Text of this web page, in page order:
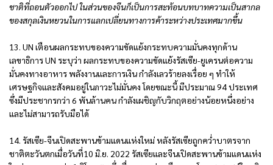
ชาติที่ถอนตัวออกไป ในส่วนของจีนก็เป็นการสะท้อนบทบาทความเป็นสากล
ของสกุลเงินหยวนในการแลกเปลี่ยนทางการค้าระหว่างประเทศมากขึ้น
13. UN เตือนผลกระทบของความขัดแย้งกระทบความมั่นคงทุกด้าน
เลขาธิการ UN ระบุว่า ผลกระทบของความขัดแย้งรัสเซีย-ยูเครนต่อความ
มั่นคงทางอาหาร พลังงานและการเงิน กำลังเลวร้ายลงเรื่อย ๆ ทำให้
เศรษฐกิจและสังคมอยู่ในภาวะไม่มั่นคง โดยขณะนี้ มีประมาณ 94 ประเทศ
ซึ่งมีประชากรกว่า 6 พันล้านคน กำลังเผชิญกับวิกฤตอย่างน้อยหนึ่งอย่าง
และไม่สามารถรับมือได้
14. รัสเซีย-จีนเปิดสะพานข้ามแดนแห่งใหม่ หลังรัสเซียถูกคว่ำบาตรจาก
ชาติตะวันตกเมื่อวันที่10 มิ.ย. 2022 รัสเซียและจีนเปิดสะพานข้ามแดนแห่ง